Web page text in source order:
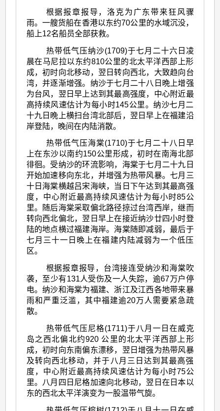
根据报章报导，洛克为广东带来狂风骤
雨。一艘货船在香港以东约70公里的水域沉没，
船上12名船员全部获救。
热带低气压纳沙(1709)于七月二十六日凌
晨在马尼拉以东约810公里的北太平洋西部上形
成，初时向北移动，翌日转向西北，大致趋向台
湾，并逐渐增强。纳沙于七月二十八日晩上增强
为台风，翌日早上达到其最高强度，中心附近最
高持续风速估计为每小时145公里。纳沙七月二
十九日晩上横扫台湾北部后，翌日早上在福建沿
岸登陆，晚间在内陆消散。
热带低气压海棠(1710)于七月二十八日早
上在东沙以南约150公里形成，初时在南海北部
徘徊。受纳沙的环流影响，海棠于七月二十九日
开始加速移向东北，并增强为热带风暴。七月三
十日海棠横越吕宋海峡，当日下午达到其最高强
度，中心附近最高持续风速估计为每小时85公
里。随后海棠采取偏北路径掠过台湾西岸，继而
转向西北偏北，翌日早上在接近纳沙廿四小时登
陆的地点横过福建海岸。海棠随即减弱，最后于
七月三十一日晚上在福建内陆减弱为一个低压
区。
根据报章报导，台湾接连受纳沙和海棠吹
袭，至少有131人受伤及一人失踪，逾67万户停
电。纳沙和海棠为福建、浙江及江西各地带来暴
雨和严重泛滥，其中福建逾20万人需要紧急疏
散。
热带低气压尼格(1711)于八月一日在威克
岛之西北偏北约920 公里的北太平洋西部上形
成，初时向东南偏东漂移，翌日增强为热带风暴
及转向西北移动，并于八月三日达到其最高强
度，中心附近最高持续风速估计为每小时75公
里。八月四日尼格加速向北移动，翌日在日本以
东的西北太平洋演变为一股温带气旋。